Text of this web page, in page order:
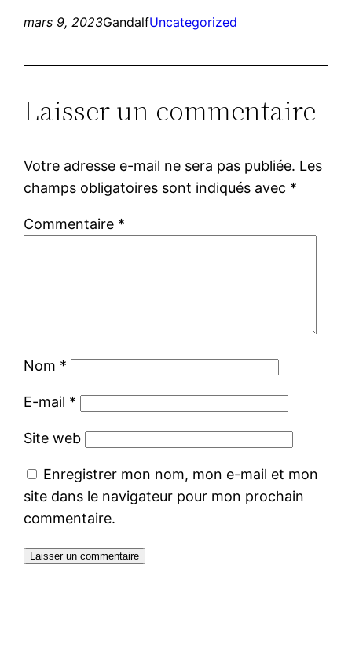
mars 9, 2023GandalfUncategorized
Laisser un commentaire
Votre adresse e-mail ne sera pas publiée. Les
champs obligatoires sont indiqués avec *
Commentaire *
Nom *
E-mail *
Site web
Enregistrer mon nom, mon e-mail et mon
site dans le navigateur pour mon prochain
commentaire.